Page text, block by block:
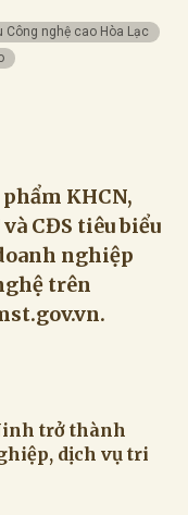
Công nghệ cao Hòa Lạc
phẩm KHCN,
CĐS tiêu biểu
nghiệp
trên
trở thành
dịch vụ tri